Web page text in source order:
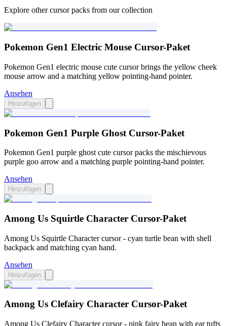
Explore other cursor packs from our collection
Pokemon Gen1 Electric Mouse Cursor-Paket
Pokemon Gen1 electric mouse cute cursor brings the yellow cheek
mouse arrow and a matching yellow pointing-hand pointer.
Ansehen
Hinzufügen
Pokemon Gen1 Purple Ghost Cursor-Paket
Pokemon Gen1 purple ghost cute cursor packs the mischievous
purple goo arrow and a matching purple pointing-hand pointer.
Ansehen
Hinzufügen
Among Us Squirtle Character Cursor-Paket
Among Us Squirtle Character cursor - cyan turtle bean with shell
backpack and matching cyan hand.
Ansehen
Hinzufügen
Among Us Clefairy Character Cursor-Paket
Among Us Clefairy Character cursor - pink fairy bean with ear tufts